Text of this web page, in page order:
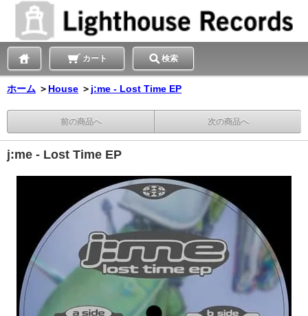
カート 検索
ホーム ＞ House ＞ j:me - Lost Time EP
前の商品へ 次の商品へ
j:me - Lost Time EP